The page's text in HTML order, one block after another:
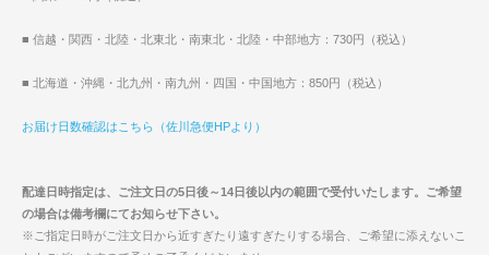
■ 信越・関西・北陸・北東北・南東北・北陸・中部地方：730円（税込）
■ 北海道・沖縄・北九州・南九州・四国・中国地方：850円（税込）
お届け日数確認はこちら（佐川急便HPより）
配達日時指定は、ご注文日の5日後～14日後以内の範囲で受付いたします。ご希望
の場合は備考欄にてお知らせ下さい。
※ご指定日時がご注文日から近すぎたり遠すぎたりする場合、ご希望に添えないこ